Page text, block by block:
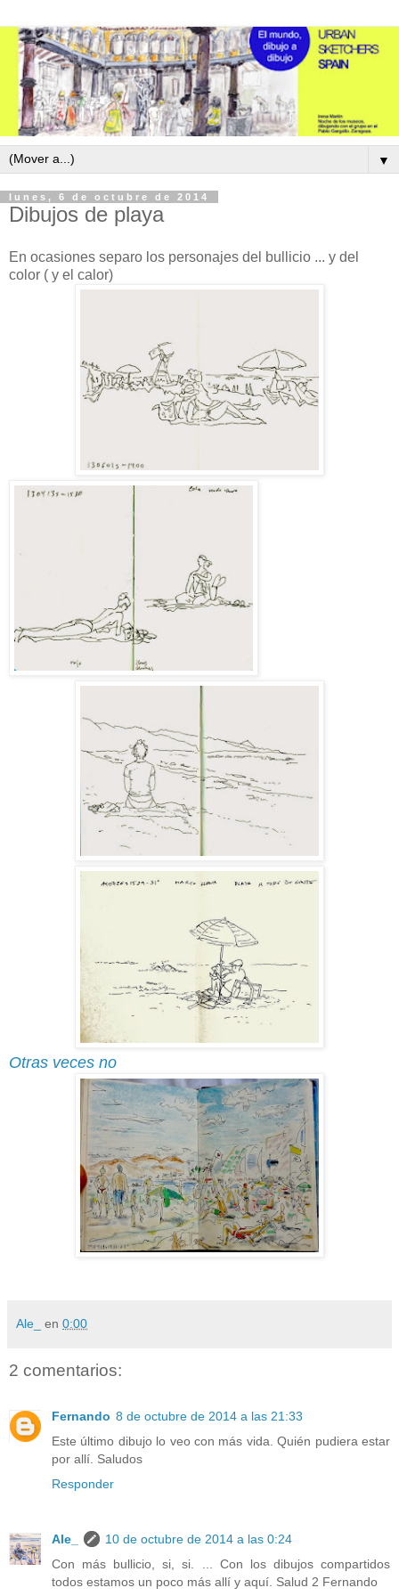
▼
lunes, 6 de octubre de 2014
Dibujos de playa
En ocasiones separo los personajes del bullicio ... y del
color ( y el calor)
Otras veces no
Ale_ en 0:00
2 comentarios:
Fernando 8 de octubre de 2014 a las 21:33
Este último dibujo lo veo con más vida. Quién pudiera estar
por allí. Saludos
Responder
Ale_
10 de octubre de 2014 a las 0:24
Con más bullicio, si, si. ... Con los dibujos compartidos
todos estamos un poco más allí y aquí. Salud 2 Fernando